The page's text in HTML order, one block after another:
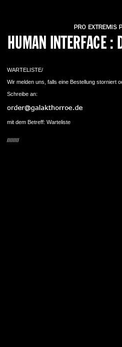
WARTELISTE/
Wir melden uns, falls eine Bestellung storniert
Schreibe an:
mit dem Betreff: Warteliste
////////